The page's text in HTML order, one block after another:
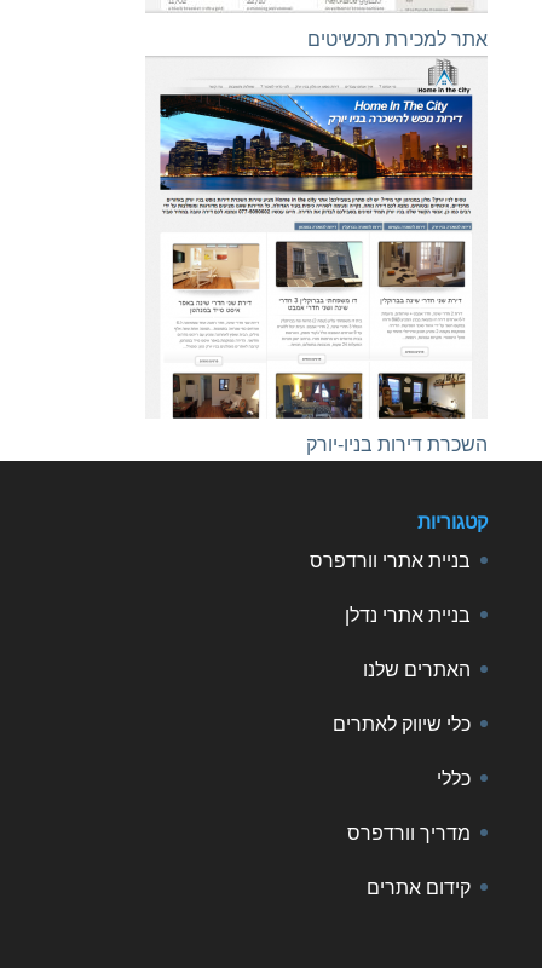
אתר למכירת תכשיטים
השכרת דירות בניו-יורק
קטגוריות
בניית אתרי וורדפרס
בניית אתרי נדלן
האתרים שלנו
כלי שיווק לאתרים
כללי
מדריך וורדפרס
קידום אתרים